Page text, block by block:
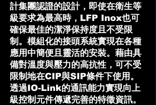
計集團認證的設計，即使在衛生等
級要求為最高時，LFP Inox也可
確保最佳的潔淨保持度且不受限
制。模組化的接頭系統實現在各種
應用中簡便且靈活的安裝。藉由具
備對溫度與壓力的高抗性，可不受
限制地在CIP與SIP條件下使用。
透過IO-Link的通訊能力實現向上
級控制元件傳遞完善的特徵資訊。